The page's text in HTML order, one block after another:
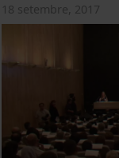
18 setembre, 2017